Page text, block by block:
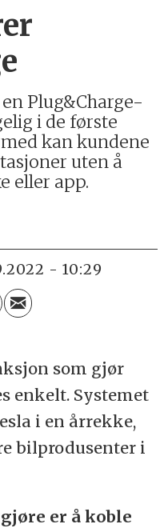
Plug&Charge-
i de første
kan kundene
uten å
eller app.
- 10:29
som gjør
enkelt. Systemet
i en årrekke,
bilprodusenter i
er å koble